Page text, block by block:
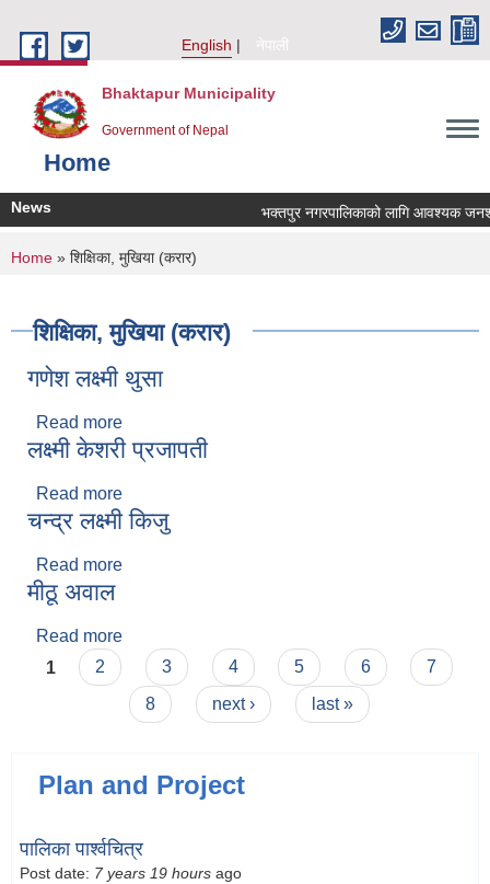
English
नेपाली
Bhaktapur Municipality
Government of Nepal
Home
News भक्तपुर नगरपालिकाको लागि आवश्यक
You are here
Home » शिक्षिका, मुखिया (करार)
शिक्षिका, मुखिया (करार)
गणेश लक्ष्मी थुसा
Read more
लक्ष्मी केशरी प्रजापती
Read more
चन्द्र लक्ष्मी किजु
Read more
मीठू अवाल
Read more
Pages
1 2 3 4 5 6
7
8
next › last »
Plan and Project
पालिका पार्श्वचित्र
Post date: 7 years 19 hours ago